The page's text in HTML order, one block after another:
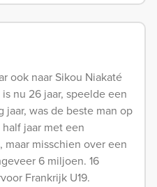
ook naar Sikou Niakaté
nu 26 jaar, speelde een
was de beste man op
jaar met een
misschien over een
6 miljoen. 16
Frankrijk U19.